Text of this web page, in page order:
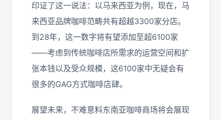
印证了这一说法：以马来西亚为例，现在，马
来西亚品牌咖啡范畴共有超越3300家分店。
到28年，这一数字将有望添加至超6100家
——考虑到传统咖啡店所需求的运营空间和扩
张本钱以及受众规模，这6100家中无疑会有
很多的GAG方式咖啡店肆。
展望未来，不难意料东南亚咖啡商场将会展现